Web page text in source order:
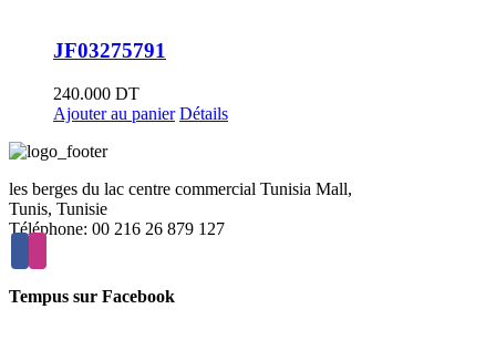
JF03275791
240.000 DT
Ajouter au panier Détails
les berges du lac centre commercial Tunisia Mall,
Tunis, Tunisie
Téléphone: 00 216 26 879 127
Tempus sur Facebook